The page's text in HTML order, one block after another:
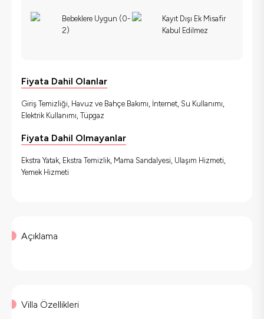
Bebeklere Uygun (0-
2)
Kayıt Dışı Ek Misafir
Kabul Edilmez
Fiyata Dahil Olanlar
Giriş Temizliği, Havuz ve Bahçe Bakımı, İnternet, Su Kullanımı,
Elektrik Kullanımı, Tüpgaz
Fiyata Dahil Olmayanlar
Ekstra Yatak, Ekstra Temizlik, Mama Sandalyesi, Ulaşım Hizmeti,
Yemek Hizmeti
Açıklama
Villa Özellikleri